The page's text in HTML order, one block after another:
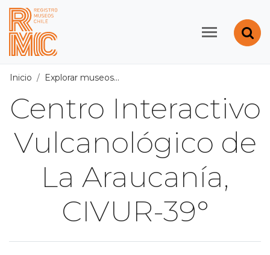
Contenido principal
Registro de Museos
Inicio Explorar museos
Centro Interactivo
Vulcanológico de
La Araucanía,
CIVUR-39°